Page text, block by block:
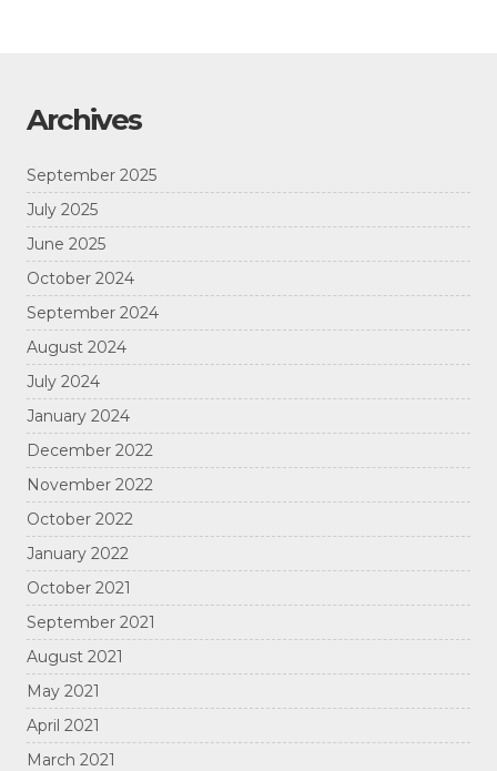
Archives
September 2025
July 2025
June 2025
October 2024
September 2024
August 2024
July 2024
January 2024
December 2022
November 2022
October 2022
January 2022
October 2021
September 2021
August 2021
May 2021
April 2021
March 2021